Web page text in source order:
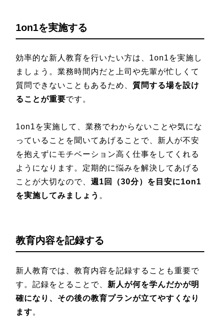
1on1を実施する
効率的な新人教育を行いたい方は、1on1を実施し
ましょう。業務時間内だと上司や先輩が忙しくて
質問できないこともあるため、 質問する場を設け
ることが重要です。
1on1を実施して、業務でわからないことや気にな
っていることを聞いてあげることで、新人が不安
を抱えずにモチベーション高く仕事をしてくれる
ようになります。定期的に悩みを解決してあげる
ことが大切なので、 週1回（30分）を目安に1on1
を実施してみましょう 。
教育内容を記録する
新人教育では、教育内容を記録することも重要で
す。記録をとることで、 新人が何を学んだかが明
確になり、その後の教育プランが立てやすくなり
ます。